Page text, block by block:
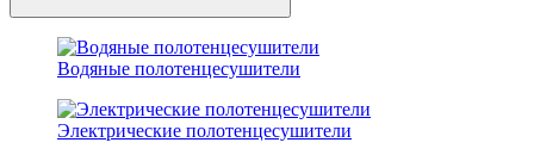
Водяные полотенцесушители
Электрические полотенцесушители